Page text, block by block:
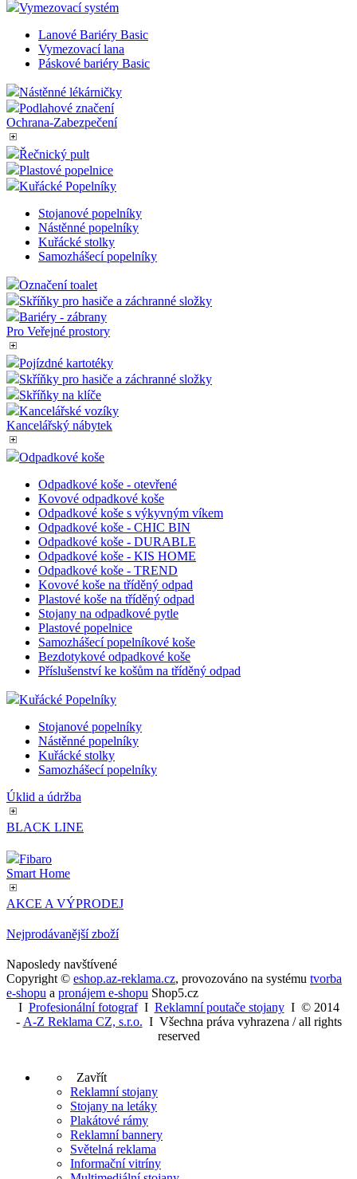
Vymezovací systém
Lanové Bariéry Basic
Vymezovací lana
Páskové bariéry Basic
Nástěnné lékárničky
Podlahové značení
Ochrana-Zabezpečení
Řečnický pult
Plastové popelnice
Kuřácké Popelníky
Stojanové popelníky
Nástěnné popelníky
Kuřácké stolky
Samozhášecí popelníky
Označení toalet
Skříňky pro hasiče a záchranné složky
Bariéry - zábrany
Pro Veřejné prostory
Pojízdné kartotéky
Skříňky pro hasiče a záchranné složky
Skříňky na klíče
Kancelářské vozíky
Kancelářský nábytek
Odpadkové koše
Odpadkové koše - otevřené
Kovové odpadkové koše
Odpadkové koše s výkyvným víkem
Odpadkové koše - CHIC BIN
Odpadkové koše - DURABLE
Odpadkové koše - KIS HOME
Odpadkové koše - TREND
Kovové koše na tříděný odpad
Plastové koše na tříděný odpad
Stojany na odpadkové pytle
Plastové popelnice
Samozhášecí popelníkové koše
Bezdotykové odpadkové koše
Příslušenství ke košům na tříděný odpad
Kuřácké Popelníky
Stojanové popelníky
Nástěnné popelníky
Kuřácké stolky
Samozhášecí popelníky
Úklid a údržba
BLACK LINE
Fibaro
Smart Home
AKCE A VÝPRODEJ
Nejprodávanější zboží
Naposledy navštívené
Copyright © eshop.az-reklama.cz, provozováno na systému tvorba
e-shopu a pronájem e-shopu Shop5.cz
I Profesionální fotografI Reklamní poutače stojanyI © 2014
- A-Z Reklama CZ, s.r.o. I Všechna práva vyhrazena / all rights
reserved
Zavřít
Reklamní stojany
Stojany na letáky
Plakátové rámy
Reklamní bannery
Světelná reklama
Informační vitríny